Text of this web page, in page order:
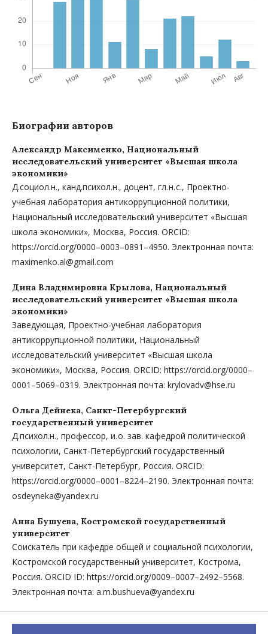
Биографии авторов
Александр Максименко, Национальный
исследовательский университет «Высшая школа
экономики»
Д.социол.н., канд.психол.н., доцент, гл. н. с., Проектно-
учебная лаборатория антикоррупционной политики,
Национальный исследовательский университет «Высшая
школа экономики», Москва, Россия. ORCID:
https://orcid.org/0000–0003–0891–4950. Электронная почта:
maximenko.al@gmail.com
Дина Владимировна Крылова, Национальный
исследовательский университет «Высшая школа
экономики»
Заведующая, Проектно-учебная лаборатория
антикоррупционной политики, Национальный
исследовательский университет «Высшая школа
экономики», Москва, Россия. ORCID: https://orcid.org/0000–
0001–5069–0319. Электронная почта: krylovadv@hse.ru
Ольга Дейнека, Санкт-Петербургский
государственный университет
Д.психол.н., профессор, и. о. зав. кафедрой политической
психологии, Санкт-Петербургский государственный
университет, Санкт-Петербург, Россия. ORCID:
https://orcid.org/0000–0001–8224–2190. Электронная почта:
osdeyneka@yandex.ru
Анна Бушуева, Костромской государственный
университет
Соискатель при кафедре общей и социальной психологии,
Костромской государственный университет, Кострома,
Россия. ORCID ID: https://orcid.org/0009–0007–2492–5568.
Электронная почта: a.m.bushueva@yandex.ru